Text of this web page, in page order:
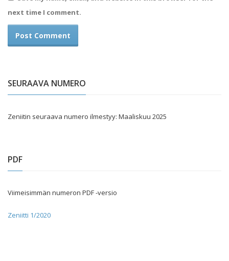
next time I comment.
SEURAAVA NUMERO
Zeniitin seuraava numero ilmestyy: Maaliskuu 2025
PDF
Viimeisimmän numeron PDF -versio
Zeniitti 1/2020